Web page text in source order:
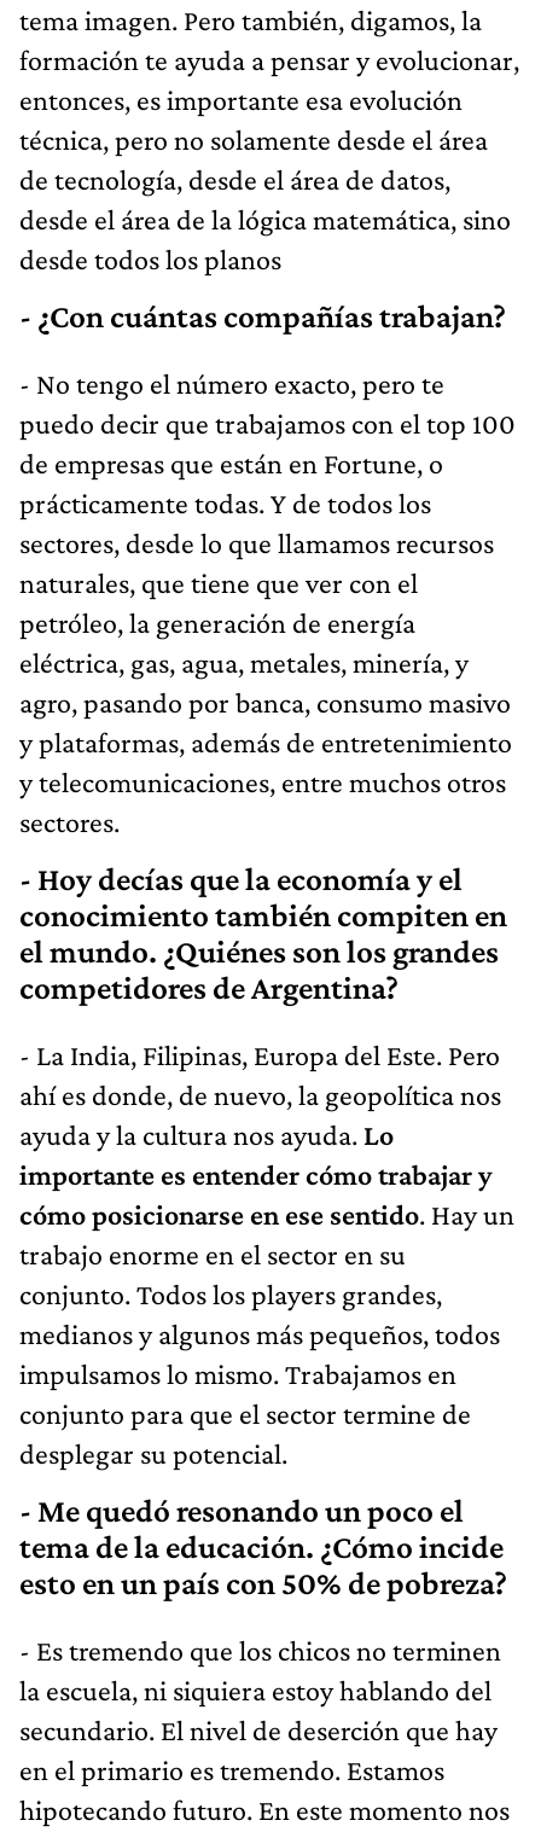
tema imagen. Pero también, digamos, la
formación te ayuda a pensar y evolucionar,
entonces, es importante esa evolución
técnica, pero no solamente desde el área
de tecnología, desde el área de datos,
desde el área de la lógica matemática, sino
desde todos los planos
- ¿Con cuántas compañías trabajan?
- No tengo el número exacto, pero te
puedo decir que trabajamos con el top 100
de empresas que están en Fortune, o
prácticamente todas. Y de todos los
sectores, desde lo que llamamos recursos
naturales, que tiene que ver con el
petróleo, la generación de energía
eléctrica, gas, agua, metales, minería, y
agro, pasando por banca, consumo masivo
y plataformas, además de entretenimiento
y telecomunicaciones, entre muchos otros
sectores.
- Hoy decías que la economía y el
conocimiento también compiten en
el mundo. ¿Quiénes son los grandes
competidores de Argentina?
- La India, Filipinas, Europa del Este. Pero
ahí es donde, de nuevo, la geopolítica nos
ayuda y la cultura nos ayuda. Lo
importante es entender cómo trabajar y
cómo posicionarse en ese sentido. Hay un
trabajo enorme en el sector en su
conjunto. Todos los players grandes,
medianos y algunos más pequeños, todos
impulsamos lo mismo. Trabajamos en
conjunto para que el sector termine de
desplegar su potencial.
- Me quedó resonando un poco el
tema de la educación. ¿Cómo incide
esto en un país con 50% de pobreza?
- Es tremendo que los chicos no terminen
la escuela, ni siquiera estoy hablando del
secundario. El nivel de deserción que hay
en el primario es tremendo. Estamos
hipotecando futuro. En este momento nos